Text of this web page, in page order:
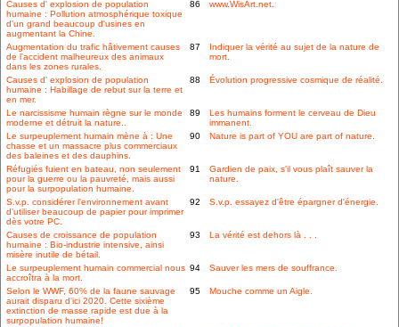
Causes d' explosion de population
humaine : Pollution atmosphérique toxique
d'un grand beaucoup d'usines en
augmentant la Chine.
86 www.WisArt.net.
Augmentation du trafic hâtivement causes
de l'accident malheureux des animaux
dans les zones rurales.
87
Indiquer la vérité au sujet de la nature de
mort.
Causes d' explosion de population
humaine : Habillage de rebut sur la terre et
en mer.
88 Évolution progressive cosmique de réalité.
Le narcissisme humain règne sur le monde
moderne et détruit la nature..
89
Les humains forment le cerveau de Dieu
immanent.
Le surpeuplement humain mène à : Une
chasse et un massacre plus commerciaux
des baleines et des dauphins.
90 Nature is part of YOU are part of nature.
Réfugiés fuient en bateau, non seulement
pour la guerre ou la pauvreté, mais aussi
pour la surpopulation humaine.
91
Gardien de paix, s'il vous plaît sauver la
nature.
S.v.p. considérer l'environnement avant
d'utiliser beaucoup de papier pour imprimer
dès votre PC.
92 S.v.p. essayez d'être épargner d'énergie.
Causes de croissance de population
humaine : Bio-industrie intensive, ainsi
misère inutile de bétail.
93 La vérité est dehors là . . .
Le surpeuplement humain commercial nous
accroîtra à la mort.
94 Sauver les mers de souffrance.
Selon le WWF, 60% de la faune sauvage
aurait disparu d'ici 2020. Cette sixième
extinction de masse rapide est due à la
surpopulation humaine!
95 Mouche comme un Aigle.